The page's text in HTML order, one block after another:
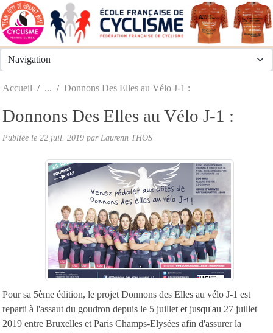
Accueil Donnons Des Elles au Vélo J-1 :
Donnons Des Elles au Vélo J-1 :
Publiée le 22 juil. 2019 par Laurenn THOS
Pour sa 5ème édition, le projet Donnons des Elles au vélo J-1 est
reparti à l'assaut du goudron depuis le 5 juillet et jusqu'au 27 juillet
2019 entre Bruxelles et Paris Champs-Elysées afin d'assurer la
Panneau de gestion des cookies